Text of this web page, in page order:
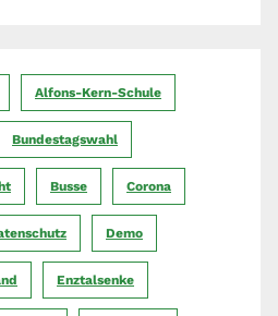
Alfons-Kern-Schule
Bundestagswahl
Busse Corona
Demo
Enztalsenke